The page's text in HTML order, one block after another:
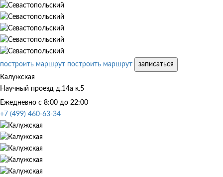
построить маршрут построить маршрут
записаться
Калужская
Научный проезд д.14а к.5
Ежедневно с 8:00 до 22:00
+7 (499) 460-63-34